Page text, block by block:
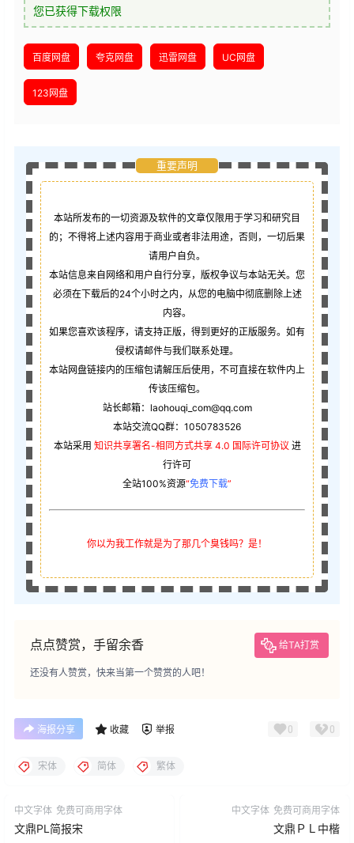
您已获得下载权限
百度网盘 夸克网盘 迅雷网盘 UC网盘
123网盘
重要声明
本站所发布的一切资源及软件的文章仅限用于学习和研究目
的；不得将上述内容用于商业或者非法用途，否则，一切后果
请用户自负。
本站信息来自网络和用户自行分享，版权争议与本站无关。您
必须在下载后的24个小时之内，从您的电脑中彻底删除上述
内容。
如果您喜欢该程序，请支持正版，得到更好的正版服务。如有
侵权请邮件与我们联系处理。
本站网盘链接内的压缩包请解压后使用，不可直接在软件内上
传该压缩包。
站长邮箱：laohouqi_com@qq.com
本站交流QQ群：1050783526
本站采用 知识共享署名-相同方式共享 4.0 国际许可协议 进
行许可
全站100%资源“免费下载”
你以为我工作就是为了那几个臭钱吗？是！
点点赞赏，手留余香 给TA打赏
还没有人赞赏，快来当第一个赞赏的人吧！
海报分享 收藏 举报 0 0
宋体 简体 繁体
中文字体 免费可商用字体
文鼎PL简报宋
中文字体 免费可商用字体
文鼎ＰＬ中楷